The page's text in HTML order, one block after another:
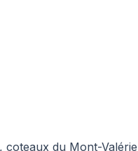
du Mont-